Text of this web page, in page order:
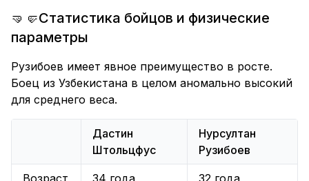
🤜🤛Статистика бойцов и физические
параметры
Рузибоев имеет явное преимущество в росте.
Боец из Узбекистана в целом аномально высокий
для среднего веса.
Дастин
Штольцфус
Нурсултан
Рузибоев
Возраст 34 года 32 года